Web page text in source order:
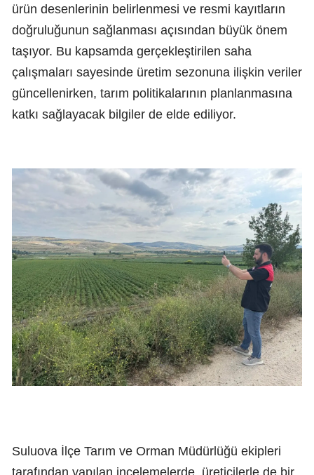
ürün desenlerinin belirlenmesi ve resmi kayıtların
doğruluğunun sağlanması açısından büyük önem
taşıyor. Bu kapsamda gerçekleştirilen saha
çalışmaları sayesinde üretim sezonuna ilişkin veriler
güncellenirken, tarım politikalarının planlanmasına
katkı sağlayacak bilgiler de elde ediliyor.
Suluova İlçe Tarım ve Orman Müdürlüğü ekipleri